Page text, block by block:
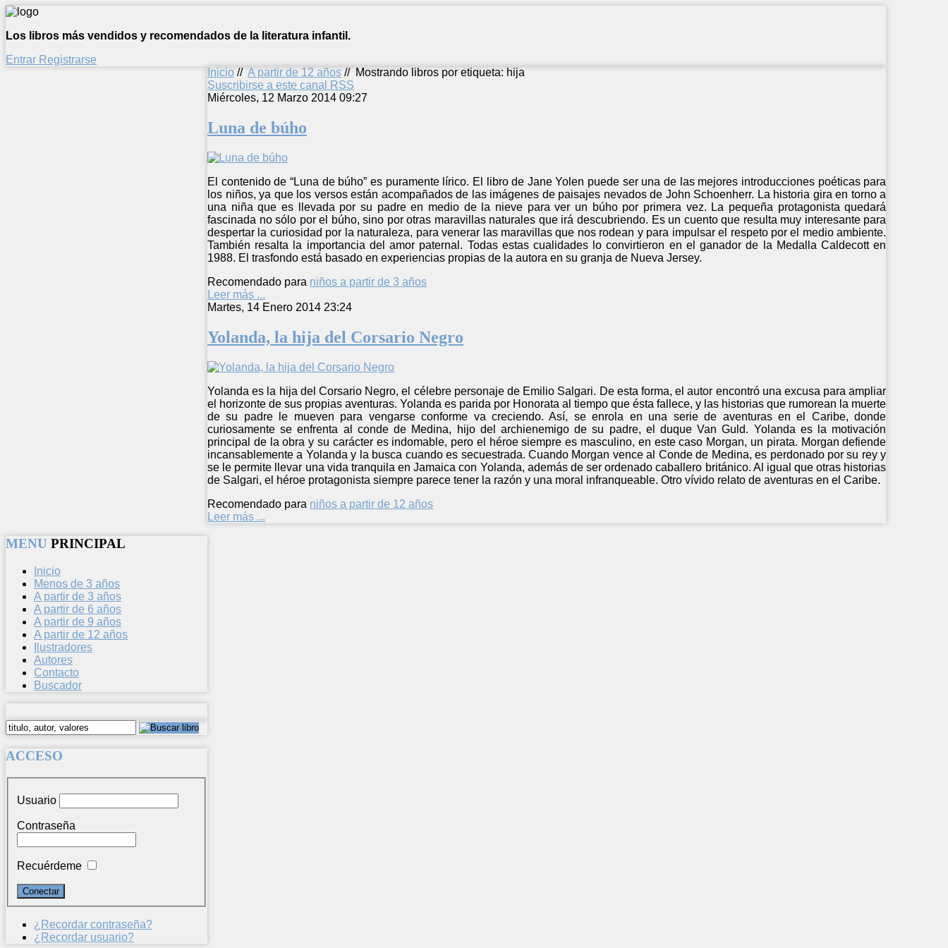
Los libros más vendidos y recomendados de la literatura infantil.
Entrar Registrarse
Inicio // A partir de 12 años // Mostrando libros por etiqueta: hija
Suscribirse a este canal RSS
Miércoles, 12 Marzo 2014 09:27
Luna de búho
El contenido de “Luna de búho” es puramente lírico. El libro de Jane Yolen puede ser una de las mejores introducciones poéticas para
los niños, ya que los versos están acompañados de las imágenes de paisajes nevados de John Schoenherr. La historia gira en torno a
una niña que es llevada por su padre en medio de la nieve para ver un búho por primera vez. La pequeña protagonista quedará
fascinada no sólo por el búho, sino por otras maravillas naturales que irá descubriendo. Es un cuento que resulta muy interesante para
despertar la curiosidad por la naturaleza, para venerar las maravillas que nos rodean y para impulsar el respeto por el medio ambiente.
También resalta la importancia del amor paternal. Todas estas cualidades lo convirtieron en el ganador de la Medalla Caldecott en
1988. El trasfondo está basado en experiencias propias de la autora en su granja de Nueva Jersey.
Recomendado para niños a partir de 3 años
Leer más ...
Martes, 14 Enero 2014 23:24
Yolanda, la hija del Corsario Negro
Yolanda es la hija del Corsario Negro, el célebre personaje de Emilio Salgari. De esta forma, el autor encontró una excusa para ampliar
el horizonte de sus propias aventuras. Yolanda es parida por Honorata al tiempo que ésta fallece, y las historias que rumorean la muerte
de su padre le mueven para vengarse conforme va creciendo. Así, se enrola en una serie de aventuras en el Caribe, donde
curiosamente se enfrenta al conde de Medina, hijo del archienemigo de su padre, el duque Van Guld. Yolanda es la motivación
principal de la obra y su carácter es indomable, pero el héroe siempre es masculino, en este caso Morgan, un pirata. Morgan defiende
incansablemente a Yolanda y la busca cuando es secuestrada. Cuando Morgan vence al Conde de Medina, es perdonado por su rey y
se le permite llevar una vida tranquila en Jamaica con Yolanda, además de ser ordenado caballero británico. Al igual que otras historias
de Salgari, el héroe protagonista siempre parece tener la razón y una moral infranqueable. Otro vívido relato de aventuras en el Caribe.
Recomendado para niños a partir de 12 años
Leer más ...
MENU PRINCIPAL
Inicio
Menos de 3 años
A partir de 3 años
A partir de 6 años
A partir de 9 años
A partir de 12 años
Ilustradores
Autores
Contacto
Buscador
ACCESO
Usuario
Contraseña
Recuérdeme
¿Recordar contraseña?
¿Recordar usuario?